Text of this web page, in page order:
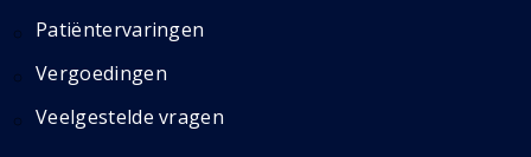
Patiëntervaringen
Vergoedingen
Veelgestelde vragen